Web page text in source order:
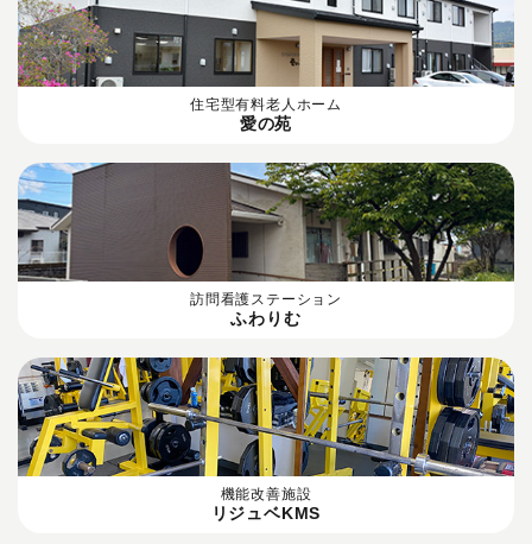
住宅型有料老人ホーム
愛の苑
訪問看護ステーション
ふわりむ
機能改善施設
リジュベKMS